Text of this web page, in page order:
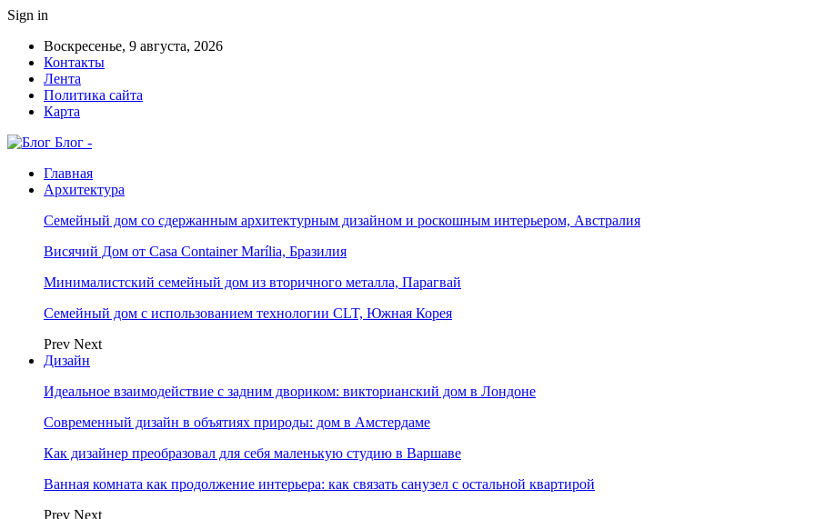
Sign in
Воскресенье, 9 августа, 2026
Контакты
Лента
Политика сайта
Карта
Блог -
Главная
Архитектура
Семейный дом со сдержанным архитектурным дизайном и роскошным интерьером, Австралия
Висячий Дом от Casa Container Marília, Бразилия
Минималистский семейный дом из вторичного металла, Парагвай
Семейный дом с использованием технологии CLT, Южная Корея
Prev Next
Дизайн
Идеальное взаимодействие с задним двориком: викторианский дом в Лондоне
Современный дизайн в объятиях природы: дом в Амстердаме
Как дизайнер преобразовал для себя маленькую студию в Варшаве
Ванная комната как продолжение интерьера: как связать санузел с остальной квартирой
Prev Next